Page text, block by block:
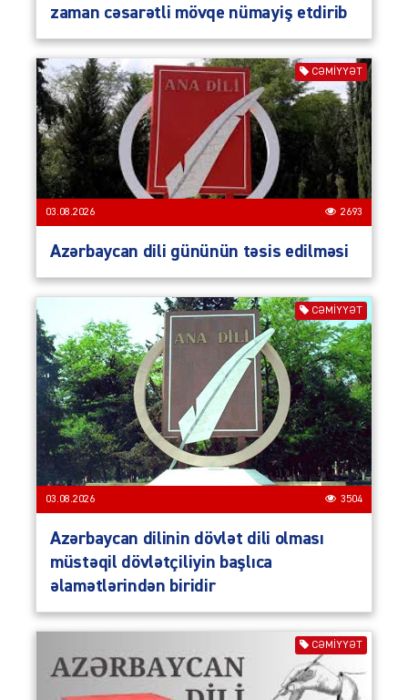
zaman cəsarətli mövqe nümayiş etdirib
CƏMIYYƏT
03.08.2026 2693
Azərbaycan dili gününün təsis edilməsi
CƏMIYYƏT
03.08.2026 3504
Azərbaycan dilinin dövlət dili olması
müstəqil dövlətçiliyin başlıca
əlamətlərindən biridir
CƏMIYYƏT